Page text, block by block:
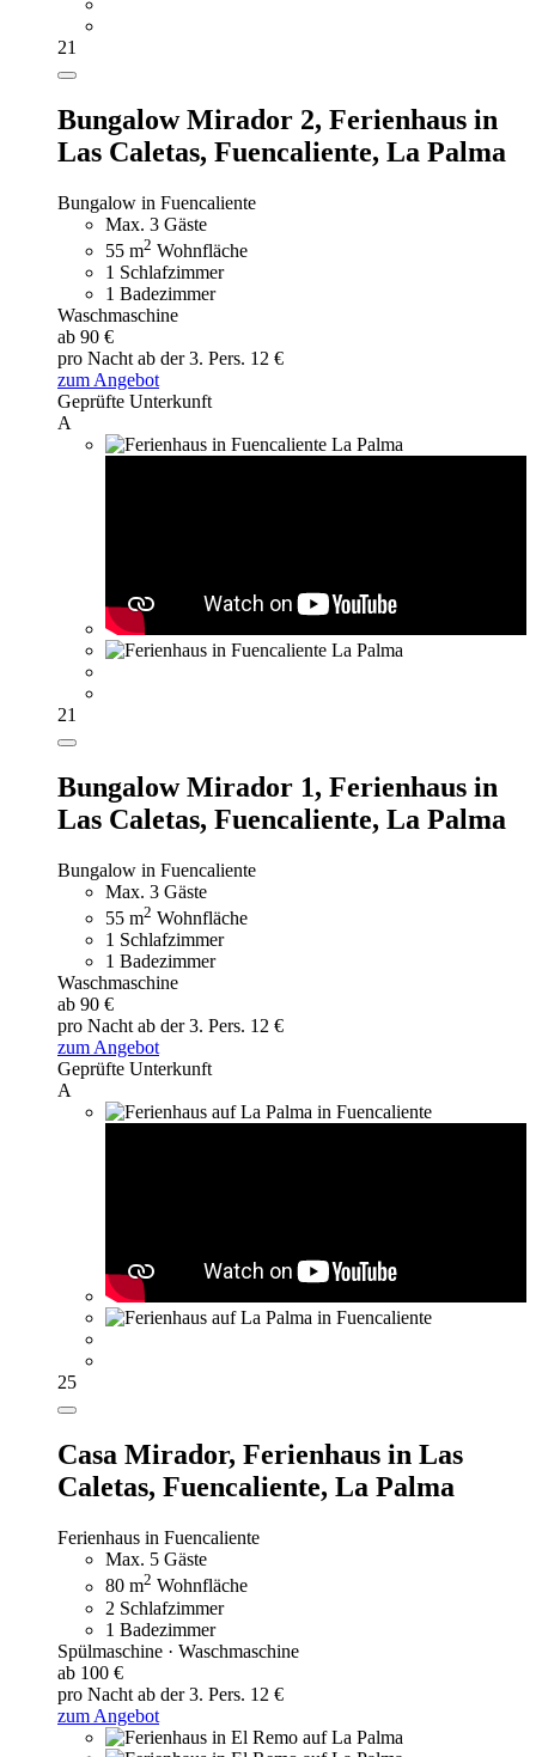
21
Bungalow Mirador 2, Ferienhaus in
Las Caletas, Fuencaliente, La Palma
Bungalow in Fuencaliente
Max. 3 Gäste
55 m2 Wohnfläche
1 Schlafzimmer
1 Badezimmer
Waschmaschine
ab 90 €
pro Nacht ab der 3. Pers. 12 €
zum Angebot
Geprüfte Unterkunft
A
21
Bungalow Mirador 1, Ferienhaus in
Las Caletas, Fuencaliente, La Palma
Bungalow in Fuencaliente
Max. 3 Gäste
55 m2 Wohnfläche
1 Schlafzimmer
1 Badezimmer
Waschmaschine
ab 90 €
pro Nachtab der 3. Pers. 12 €
zum Angebot
Geprüfte Unterkunft
A
25
Casa Mirador, Ferienhaus in Las
Caletas, Fuencaliente, La Palma
Ferienhaus in Fuencaliente
Max. 5 Gäste
80 m2 Wohnfläche
2 Schlafzimmer
1 Badezimmer
Spülmaschine · Waschmaschine
ab 100 €
pro Nacht ab der 3. Pers. 12 €
zum Angebot